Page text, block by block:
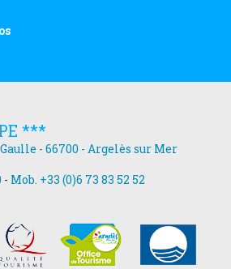
***
- 66700 - Argelès sur Mer
- Mob. +33 (0)6 73 83 52 52